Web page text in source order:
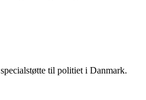
til politiet i Danmark.